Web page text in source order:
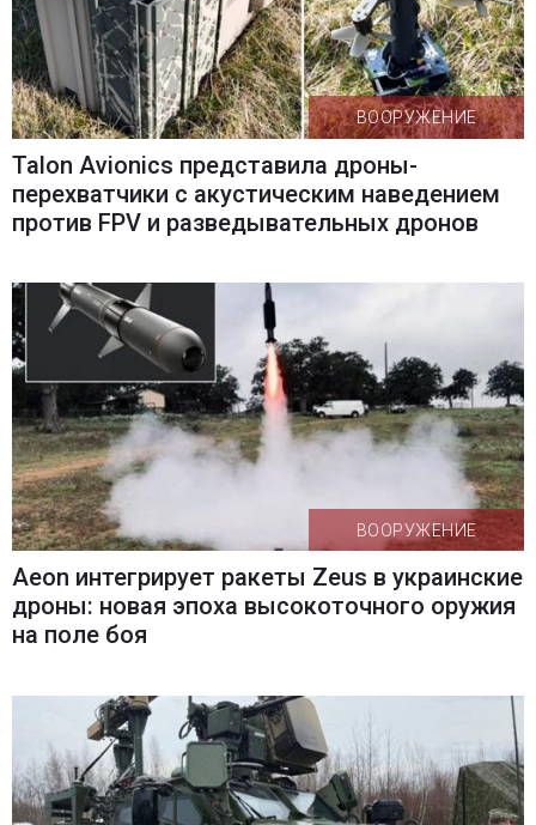
ВООРУЖЕНИЕ
Talon Avionics представила дроны-
перехватчики с акустическим наведением
против FPV и разведывательных дронов
ВООРУЖЕНИЕ
Aeon интегрирует ракеты Zeus в украинские
дроны: новая эпоха высокоточного оружия
на поле боя